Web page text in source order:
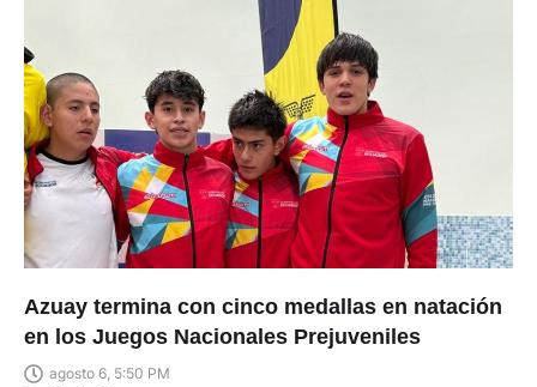
Azuay termina con cinco medallas en natación
en los Juegos Nacionales Prejuveniles
agosto 6, 5:50 PM